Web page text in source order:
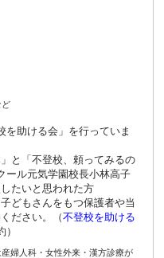
ど
助ける会」を行っていま
と「不登校、頼ってみるの
ール元気学園校長小林高子
たいと思われた方
どもさんをもつ保護者や当
ださい。（不登校を助ける
婦人科・女性外来・漢方診療が